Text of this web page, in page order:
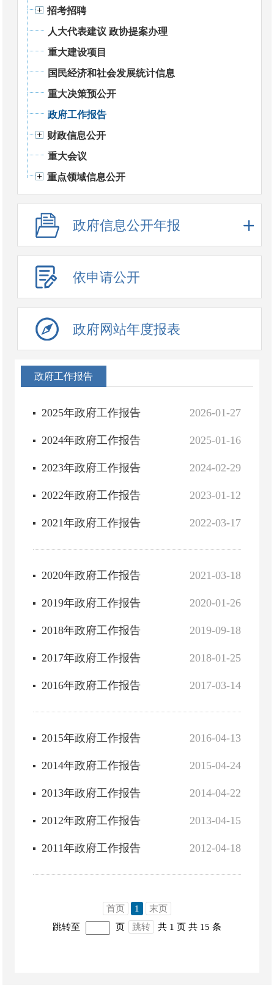
招考招聘
人大代表建议 政协提案办理
重大建设项目
国民经济和社会发展统计信息
重大决策预公开
政府工作报告
财政信息公开
重大会议
重点领域信息公开
政府信息公开年报
依申请公开
政府网站年度报表
政府工作报告
2026-01-27
2025年政府工作报告
2025-01-16
2024年政府工作报告
2024-02-29
2023年政府工作报告
2023-01-12
2022年政府工作报告
2022-03-17
2021年政府工作报告
2021-03-18
2020年政府工作报告
2020-01-26
2019年政府工作报告
2019-09-18
2018年政府工作报告
2018-01-25
2017年政府工作报告
2017-03-14
2016年政府工作报告
2016-04-13
2015年政府工作报告
2015-04-24
2014年政府工作报告
2014-04-22
2013年政府工作报告
2013-04-15
2012年政府工作报告
2012-04-18
2011年政府工作报告
首页 1
末页
跳转至
页 跳转 共 1 页 共 15 条